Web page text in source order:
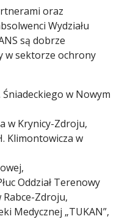
oraz
Wydziału
są dobrze
w sektorze ochrony
Śniadeckiego w Nowym
w Krynicy-Zdroju,
Klimontowicza w
Oddział Terenowy
Rabce-Zdroju,
Medycznej „TUKAN”,